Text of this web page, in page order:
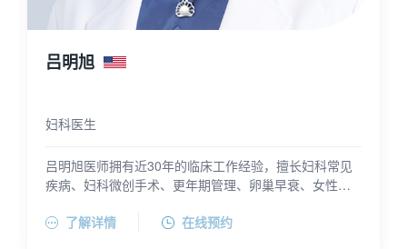
吕明旭
妇科医生
吕明旭医师拥有近30年的临床工作经验，擅长妇科常见
疾病、妇科微创手术、更年期管理、卵巢早衰、女性内
少年健康等。
吕医师拥有美国俄亥俄州医学院医学博士学位、美国纽
了解详情 在线预约